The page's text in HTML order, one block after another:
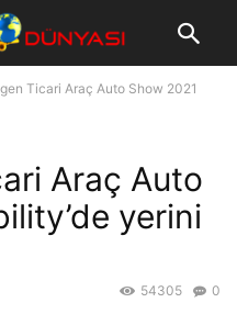
Ticari Araç Auto Show 2021
Araç Auto
yerini
0
54305